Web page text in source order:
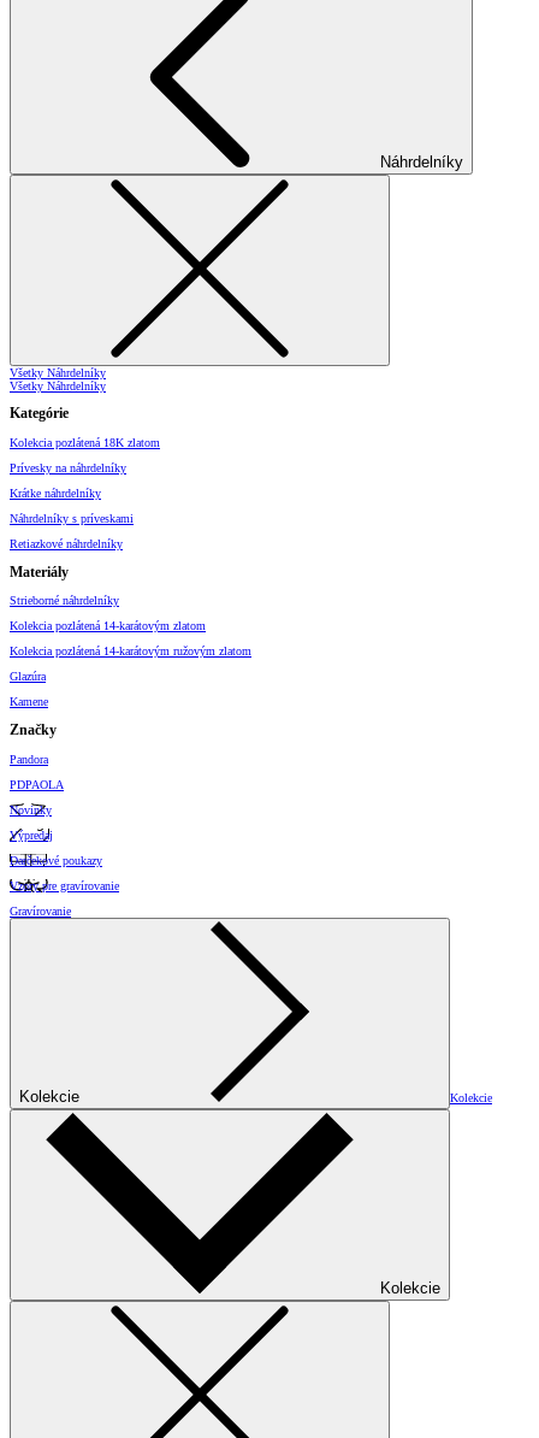
Náhrdelníky
Všetky Náhrdelníky
Všetky Náhrdelníky
Kategórie
Kolekcia pozlátená 18K zlatom
Prívesky na náhrdelníky
Krátke náhrdelníky
Náhrdelníky s príveskami
Retiazkové náhrdelníky
Materiály
Strieborné náhrdelníky
Kolekcia pozlátená 14-karátovým zlatom
Kolekcia pozlátená 14-karátovým ružovým zlatom
Glazúra
Kamene
Značky
Pandora
PDPAOLA
Novinky
Výpredaj
Darčekové poukazy
Vzory pre gravírovanie
Gravírovanie
Kolekcie Kolekcie
Kolekcie